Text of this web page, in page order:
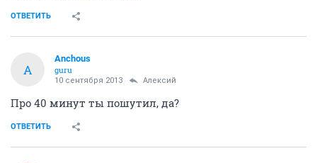
ОТВЕТИТЬ
A
Anchous
guru
10 сентября 2013 Алексий
Про 40 минут ты пошутил, да?
ОТВЕТИТЬ